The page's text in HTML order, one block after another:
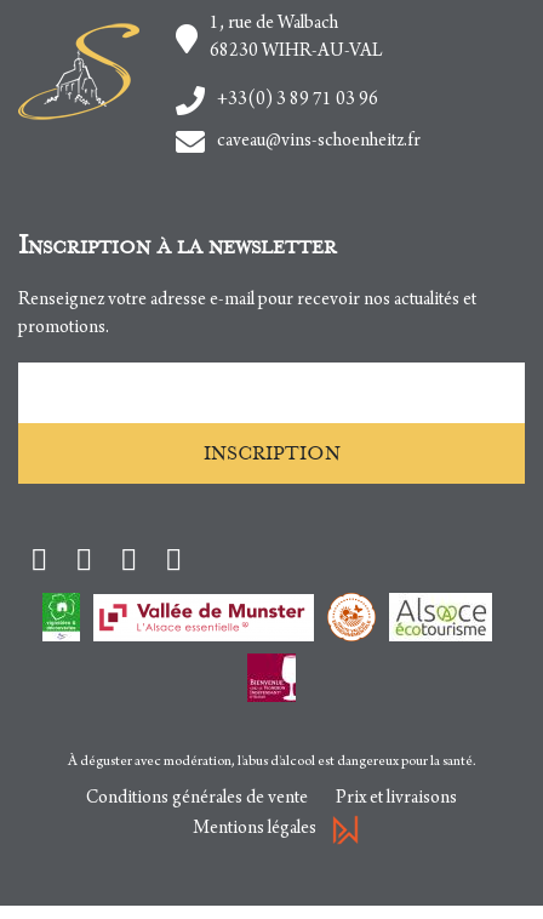
1, rue de Walbach
68230 WIHR-AU-VAL
+33(0) 3 89 71 03 96
caveau@vins-schoenheitz.fr
Inscription à la newsletter
Renseignez votre adresse e-mail pour recevoir nos actualités et
promotions.
INSCRIPTION
FacebookInstagramTwitter
À déguster avec modération, l'abus d'alcool est dangereux pour la santé.
Conditions générales de vente
Prix et livraisons
Mentions légales